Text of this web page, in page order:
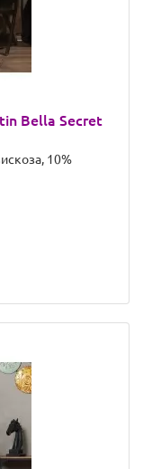
Bella Secret
10%